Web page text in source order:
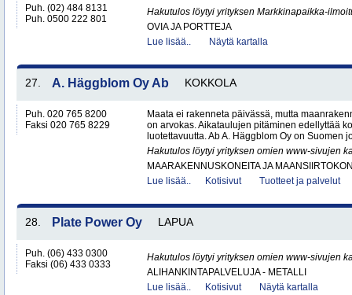
Puh. (02) 484 8131
Puh. 0500 222 801
Hakutulos löytyi yrityksen Markkinapaikka-
OVIA JA PORTTEJA
Lue lisää..
Näytä kartalla
27. A. Häggblom Oy Ab KOKKOLA
Puh. 020 765 8200
Faksi 020 765 8229
Maata ei rakenneta päivässä, mutta
on arvokas. Aikataulujen pitäminen edellyttää
luotettavuutta. Ab A. Häggblom Oy on Suomen
Hakutulos löytyi yrityksen omien www-sivujen
MAARAKENNUSKONEITA JA
Lue lisää..
Kotisivut Tuotteet ja palvelut
28. Plate Power Oy LAPUA
Puh. (06) 433 0300
Faksi (06) 433 0333
Hakutulos löytyi yrityksen omien www-sivujen
ALIHANKINTAPALVELUJA - METALLI
Lue lisää..
Kotisivut Näytä kartalla